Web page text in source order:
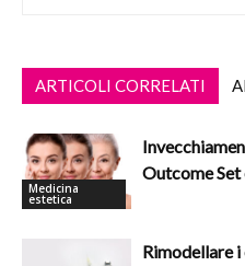
ARTICOLI CORRELATI
Medicina
estetica
Outcome
Rimodellare